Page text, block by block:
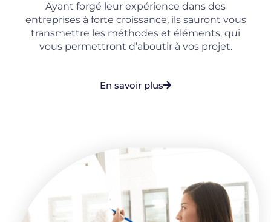
Ayant forgé leur expérience dans des
entreprises à forte croissance, ils sauront vous
transmettre les méthodes et éléments, qui
vous permettront d’aboutir à vos projet.
En savoir plus